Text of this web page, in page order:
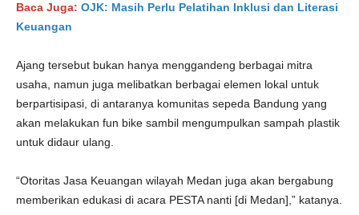
Baca Juga: OJK: Masih Perlu Pelatihan Inklusi dan Literasi
Keuangan
Ajang tersebut bukan hanya menggandeng berbagai mitra
usaha, namun juga melibatkan berbagai elemen lokal untuk
berpartisipasi, di antaranya komunitas sepeda Bandung yang
akan melakukan fun bike sambil mengumpulkan sampah plastik
untuk didaur ulang.
“Otoritas Jasa Keuangan wilayah Medan juga akan bergabung
memberikan edukasi di acara PESTA nanti [di Medan],” katanya.